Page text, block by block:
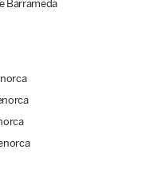
Barrameda